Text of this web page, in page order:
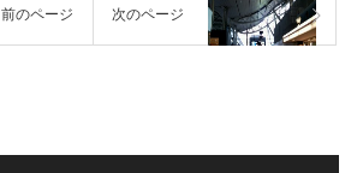
前のページ 次のページ